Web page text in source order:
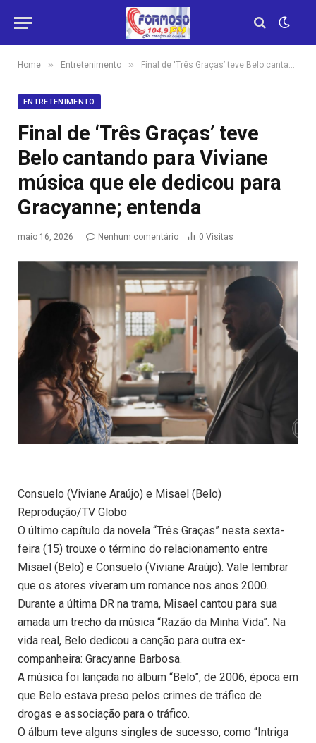
Home » Entretenimento » Final de ‘Três Graças’ teve Belo cantando para Viviane música que ele dedicou para Gracyanne; entenda
ENTRETENIMENTO
Final de ‘Três Graças’ teve
Belo cantando para Viviane
música que ele dedicou para
Gracyanne; entenda
maio 16, 2026 Nenhum comentário 0 Visitas
Consuelo (Viviane Araújo) e Misael (Belo)
Reprodução/TV Globo
O último capítulo da novela “Três Graças” nesta sexta-
feira (15) trouxe o término do relacionamento entre
Misael (Belo) e Consuelo (Viviane Araújo). Vale lembrar
que os atores viveram um romance nos anos 2000.
Durante a última DR na trama, Misael cantou para sua
amada um trecho da música “Razão da Minha Vida”. Na
vida real, Belo dedicou a canção para outra ex-
companheira: Gracyanne Barbosa.
A música foi lançada no álbum “Belo”, de 2006, época em
que Belo estava preso pelos crimes de tráfico de
drogas e associação para o tráfico.
O álbum teve alguns singles de sucesso, como “Intriga